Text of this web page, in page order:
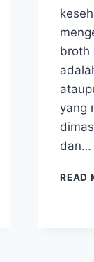
broth
yang
dan…
READ